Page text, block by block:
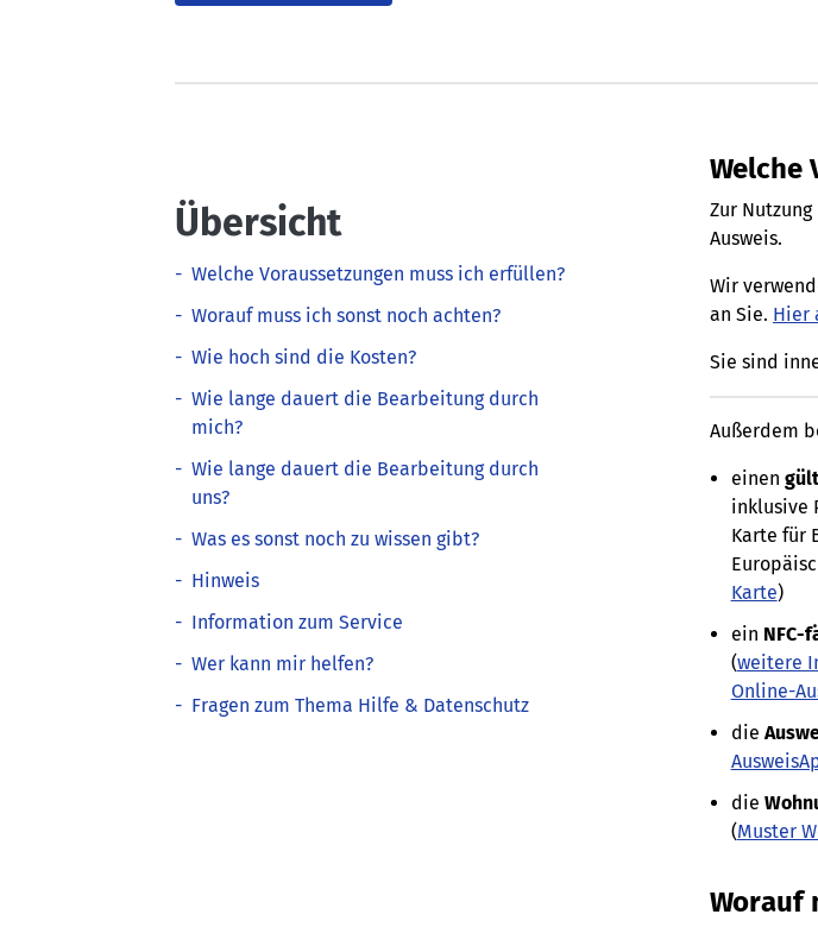
Übersicht
- Welche Voraussetzungen muss ich erfüllen?
- Worauf muss ich sonst noch achten?
- Wie hoch sind die Kosten?
- Wie lange dauert die Bearbeitung durch
mich?
- Wie lange dauert die Bearbeitung durch
uns?
- Was es sonst noch zu wissen gibt?
- Hinweis
- Information zum Service
- Wer kann mir helfen?
- Fragen zum Thema Hilfe & Datenschutz
Welche
Zur
Ausweis.
Wir
an Sie. Hier
Sie sind
Außerdem
einen
inklusive
Karte für
Karte)
ein NFC-
(weitere
Online-
die
die
(Muster
Worauf